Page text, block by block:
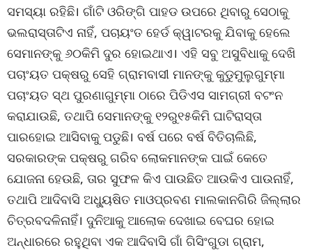
ସମସ୍ୟା ରହିଛି। ଗାଁଟି ଓରିଙ୍ଗି ପାହଡ ଉପରେ ଥିବାରୁ ସେଠାକୁ
ଭଲରାସ୍ତାଟିଏ ନାହିଁ, ପଚାୟଂତ ହେର୍ଡ କ୍ୱାଟରକୁ ଯିବାକୁ ହେଲେ
ସେମାନଙ୍କୁ ୬୦କିମି ଦୁର ହୋଇଥାଏ। ଏହି ସବୁ ଅସୁବିଧାକୁ ଦେଖି
ପଚାଂୟତ ପକ୍ଷରୁ ସେହି ଗ୍ରାମବାସୀ ମାନଙ୍କୁ କୁଡୁମୁଲୁଗୁମ୍ମା
ପଚାଂୟତ ସ୍ଥ ପୁରଣାଗୁମ୍ମା ଠାରେ ପିଡିଏସ ସାମଗ୍ରୀ ବଟଂନ
କରାଯାଉଛି, ତଥାପି ସେମାନଙ୍କୁ ୧୨ରୁ୧୫କିମି ଘାଟିରାସ୍ତା
ପାରହୋଇ ଆସିବାକୁ ପଡୁଛି। ବର୍ଷ ପରେ ବର୍ଷ ବିତିଚାଲିଛି,
ସରକାରଙ୍କ ପକ୍ଷରୁ ଗରିବ ଲୋକମାନଙ୍କ ପାଇଁ କେତେ
ଯୋଜନା ହେଉଛି, ତାର ସୁଫଳ କିଏ ପାଉଛିତ ଆଉକିଏ ପାଉନାହିଁ,
ତଥାପି ଆଦିବାସି ଅଧ୍ୟୁଷିତ ମାଓପ୍ରବଣ ମାଲକାନଗିରି ଜିଲ୍ଲାର
ଚିତ୍ରବଦଳିନାହିଁ। ଦୁନିଆକୁ ଆଲୋକ ଦେଖାଇ ବେଘର ହୋଇ
ଅନ୍ଧାରରେ ରହୁଥିବା ଏକ ଆଦିବାସି ଗାଁ ଗିସିଂଗୁଡା ଗ୍ରାମ,